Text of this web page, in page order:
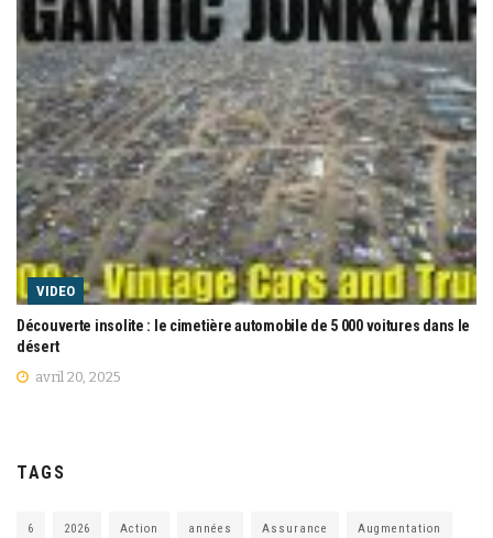
VIDEO
Découverte insolite : le cimetière automobile de 5 000 voitures dans le
désert
avril 20, 2025
TAGS
6 2026 Action années Assurance Augmentation